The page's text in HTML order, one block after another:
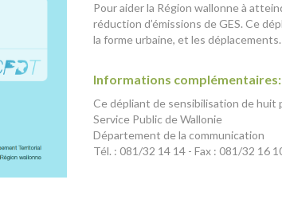
Pour aider la Région wallonne à
réduction d’émissions de GES. Ce
la forme urbaine, et les déplacements.
Informations complémentaires:
Ce dépliant de sensibilisation de
Service Public de Wallonie
Département de la communication
Tél. : 081/32 14 14 - Fax : 081/32 16